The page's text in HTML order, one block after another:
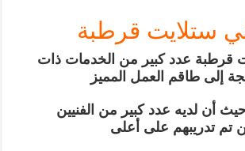
ستلايت قرطبة
قرطبة عدد كبير من الخدمات ذات
إلى طاقم العمل المميز
أن لديه عدد كبير من الفنيين
تم تدريبهم على أعلى